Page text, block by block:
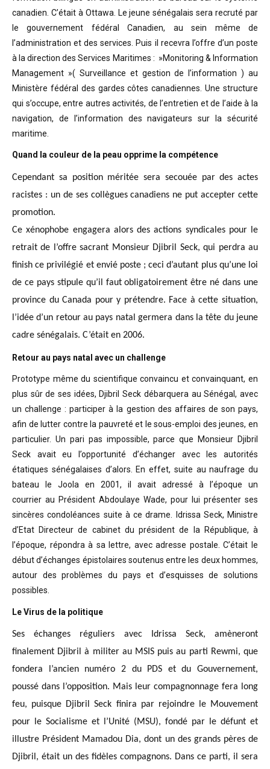
canadien. C’était à Ottawa. Le jeune sénégalais sera recruté par
le gouvernement fédéral Canadien, au sein même de
l’administration et des services. Puis il recevra l’offre d’un poste
à la direction des Services Maritimes : »Monitoring & Information
Management »( Surveillance et gestion de l’information ) au
Ministère fédéral des gardes côtes canadiennes. Une structure
qui s’occupe, entre autres activités, de l’entretien et de l’aide à la
navigation, de l’information des navigateurs sur la sécurité
maritime.
Quand la couleur de la peau opprime la compétence
Cependant sa position méritée sera secouée par des actes
racistes : un de ses collègues canadiens ne put accepter cette
promotion.
Ce xénophobe engagera alors des actions syndicales pour le
retrait de l’offre sacrant Monsieur Djibril Seck, qui perdra au
finish ce privilégié et envié poste ; ceci d’autant plus qu’une loi
de ce pays stipule qu’il faut obligatoirement être né dans une
province du Canada pour y prétendre. Face à cette situation,
l’idée d’un retour au pays natal germera dans la tête du jeune
cadre sénégalais. C’était en 2006.
Retour au pays natal avec un challenge
Prototype même du scientifique convaincu et convainquant, en
plus sûr de ses idées, Djibril Seck débarquera au Sénégal, avec
un challenge : participer à la gestion des affaires de son pays,
afin de lutter contre la pauvreté et le sous-emploi des jeunes, en
particulier. Un pari pas impossible, parce que Monsieur Djibril
Seck avait eu l’opportunité d’échanger avec les autorités
étatiques sénégalaises d’alors. En effet, suite au naufrage du
bateau le Joola en 2001, il avait adressé à l’époque un
courrier au Président Abdoulaye Wade, pour lui présenter ses
sincères condoléances suite à ce drame. Idrissa Seck, Ministre
d’Etat Directeur de cabinet du président de
la République, à
l’époque, répondra à sa lettre, avec adresse postale. C’était le
début d’échanges épistolaires soutenus entre les deux hommes,
autour des problèmes du pays et d’esquisses de solutions
possibles.
Le Virus de la politique
Ses échanges réguliers avec Idrissa Seck, amèneront
finalement Djibril à militer au MSIS puis au parti Rewmi, que
fondera l’ancien numéro 2 du PDS et du Gouvernement,
poussé dans l’opposition. Mais leur compagnonnage fera long
feu, puisque Djibril Seck finira par rejoindre le Mouvement
pour le Socialisme et l’Unité (MSU), fondé par le défunt et
illustre Président Mamadou Dia, dont un des grands pères de
Djibril, était un des fidèles compagnons. Dans ce parti, il sera